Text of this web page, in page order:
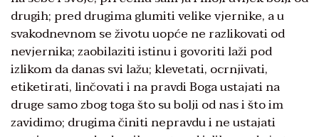
drugih; pred drugima glumiti velike vjernike, a u
svakodnevnom se životu uopće ne razlikovati od
nevjernika; zaobilaziti istinu i govoriti laži pod
izlikom da danas svi lažu; klevetati, ocrnjivati,
etiketirati, linčovati i na pravdi Boga ustajati na
druge samo zbog toga što su bolji od nas i što im
zavidimo; drugima činiti nepravdu i ne ustajati